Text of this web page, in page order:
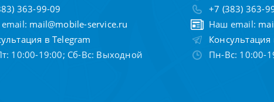
363-99-09
mail@mobile-service.ru
в Telegram
10:00-19:00; Сб-Вс: Выходной
+7 (383) 363-
Наш email:
Консультация
Пн-Вс: 10:00-